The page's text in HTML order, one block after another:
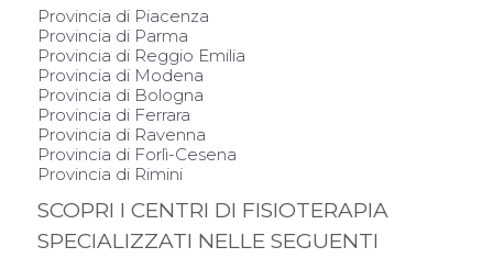
Provincia di Piacenza
Provincia di Parma
Provincia di Reggio Emilia
Provincia di Modena
Provincia di Bologna
Provincia di Ferrara
Provincia di Ravenna
Provincia di Forlì-Cesena
Provincia di Rimini
SCOPRI I CENTRI DI FISIOTERAPIA
SPECIALIZZATI NELLE SEGUENTI